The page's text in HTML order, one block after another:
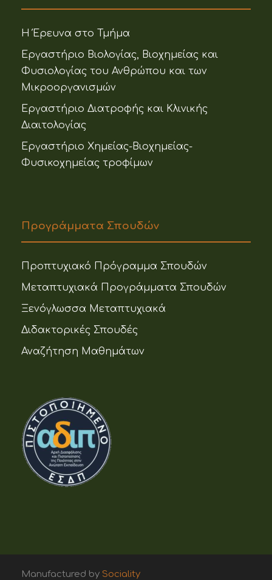
Η Έρευνα στο Τμήμα
Εργαστήριο Βιολογίας, Βιοχημείας και
Φυσιολογίας του Ανθρώπου και των
Μικροοργανισμών
Εργαστήριο Διατροφής και Κλινικής
Διαιτολογίας
Εργαστήριο Χημείας-Βιοχημείας-
Φυσικοχημείας τροφίμων
Προγράμματα Σπουδών
Προπτυχιακό Πρόγραμμα Σπουδών
Μεταπτυχιακά Προγράμματα Σπουδών
Ξενόγλωσσα Μεταπτυχιακά
Διδακτορικές Σπουδές
Αναζήτηση Μαθημάτων
Manufactured by Sociality